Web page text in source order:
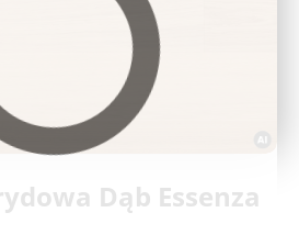
Dąb Essenza